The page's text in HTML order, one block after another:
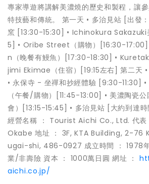
專家導遊將講解美濃燒的歷史和製程，讓
特技藝和傳統。 第一天 • ︎多治見站 [出發
窯 [13:30-15:30] • ︎Ichinokura Sakazuki
5] • Oribe Street（購物）[16:30-17:00]
n（晚餐有鰻魚）[17:30-18:30] •
jimi Ekimae（住宿）[19:15左右] 第二天
• 永保寺 - 坐禪和抄經體驗 [9:30-11:30]
（午餐/購物）[11:45-13:00] • ︎美濃陶瓷
會）[13:15-15:45] • 多治見站 [大約到達
經營名稱 ： Tourist Aichi Co., Ltd. 代表
Okabe 地址 ： 3F, KTA Building, 2-76
ugai-shi, 486-0927 成立時間 ： 1978
業/非壽險 資本 ： 1000萬日圓 網址 ：
aichi.co.jp/